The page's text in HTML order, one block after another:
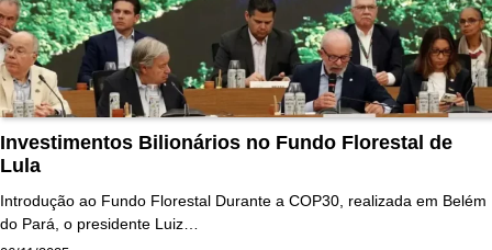
Investimentos Bilionários no Fundo Florestal de
Lula
Introdução ao Fundo Florestal Durante a COP30, realizada em Belém
do Pará, o presidente Luiz…